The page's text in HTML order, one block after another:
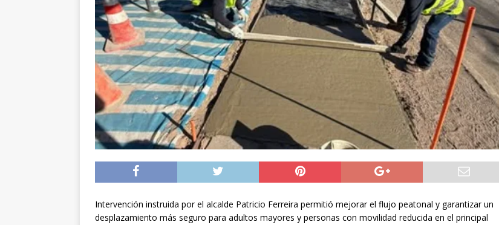
[ 05/08/2026 ] Diputado Álvaro Jofre alerta por el futuro del Casino Municipal de
Iquique
DEPORTES
[ 05/08/2026 ]
Concejo Municipal aprueba proyecto para mejorar el alumbrado
público del sector El Boro
[ 06/08/2026 ]
El papa León XIV viajará a Uruguay, Argentina y Perú del 6 al 17 de
noviembre
Intervención instruida por el alcalde Patricio Ferreira permitió mejorar el flujo peatonal y garantizar un
desplazamiento más seguro para adultos mayores y personas con movilidad reducida en el principal